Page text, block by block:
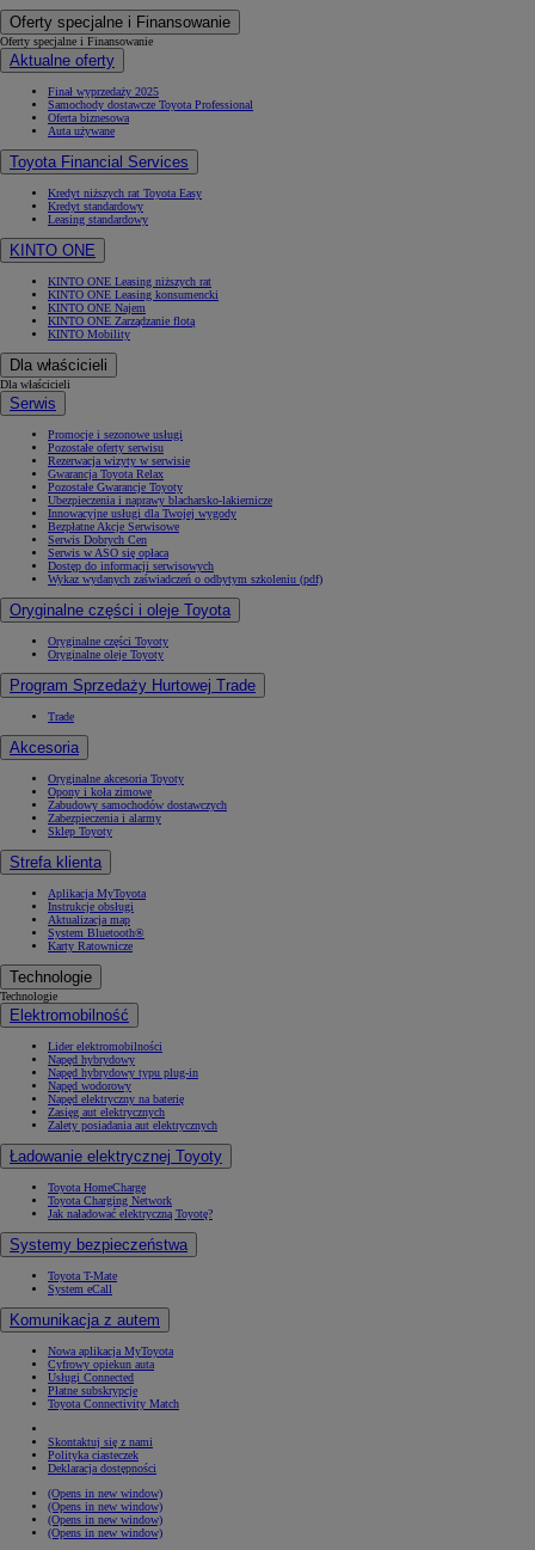
Oferty specjalne i Finansowanie
Oferty specjalne i Finansowanie
Aktualne oferty
Finał wyprzedaży 2025
Samochody dostawcze Toyota Professional
Oferta biznesowa
Auta używane
Toyota Financial Services
Kredyt niższych rat Toyota Easy
Kredyt standardowy
Leasing standardowy
KINTO ONE
KINTO ONE Leasing niższych rat
KINTO ONE Leasing konsumencki
KINTO ONE Najem
KINTO ONE Zarządzanie flotą
KINTO Mobility
Dla właścicieli
Dla właścicieli
Serwis
Promocje i sezonowe usługi
Pozostałe oferty serwisu
Rezerwacja wizyty w serwisie
Gwarancja Toyota Relax
Pozostałe Gwarancje Toyoty
Ubezpieczenia i naprawy blacharsko-lakiernicze
Innowacyjne usługi dla Twojej wygody
Bezpłatne Akcje Serwisowe
Serwis Dobrych Cen
Serwis w ASO się opłaca
Dostęp do informacji serwisowych
Wykaz wydanych zaświadczeń o odbytym szkoleniu (pdf)
Oryginalne części i oleje Toyota
Oryginalne części Toyoty
Oryginalne oleje Toyoty
Program Sprzedaży Hurtowej Trade
Trade
Akcesoria
Oryginalne akcesoria Toyoty
Opony i koła zimowe
Zabudowy samochodów dostawczych
Zabezpieczenia i alarmy
Sklep Toyoty
Strefa klienta
Aplikacja MyToyota
Instrukcje obsługi
Aktualizacja map
System Bluetooth®
Karty Ratownicze
Technologie
Technologie
Elektromobilność
Lider elektromobilności
Napęd hybrydowy
Napęd hybrydowy typu plug-in
Napęd wodorowy
Napęd elektryczny na baterię
Zasięg aut elektrycznych
Zalety posiadania aut elektrycznych
Ładowanie elektrycznej Toyoty
Toyota HomeCharge
Toyota Charging Network
Jak naładować elektryczną Toyotę?
Systemy bezpieczeństwa
Toyota T-Mate
System eCall
Komunikacja z autem
Nowa aplikacja MyToyota
Cyfrowy opiekun auta
Usługi Connected
Płatne subskrypcje
Toyota Connectivity Match
Skontaktuj się z nami
Polityka ciasteczek
Deklaracja dostępności
(Opens in new window)
(Opens in new window)
(Opens in new window)
(Opens in new window)